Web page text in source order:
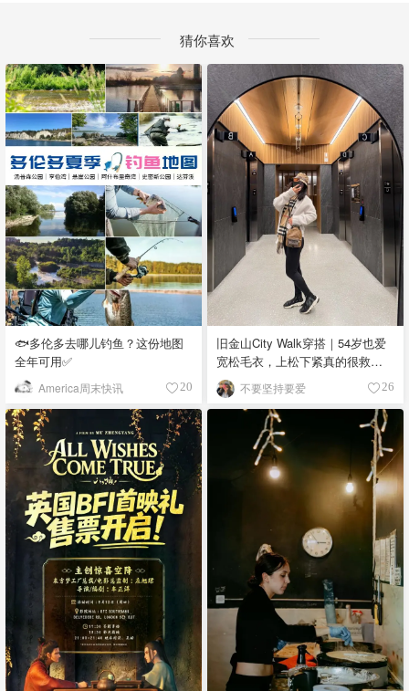
猜你喜欢
🐟多伦多去哪儿钓鱼？这份地图
全年可用✅
America周末快讯 20
旧金山City Walk穿搭｜54岁也爱
宽松毛衣，上松下紧真的很救比
例
不要坚持要爱 26